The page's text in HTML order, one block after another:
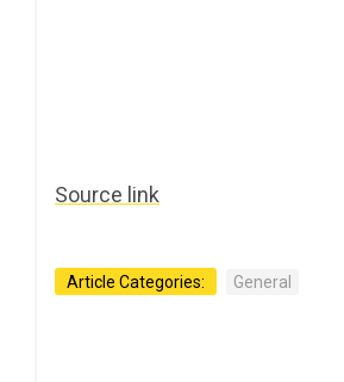
Source link
Article Categories: General